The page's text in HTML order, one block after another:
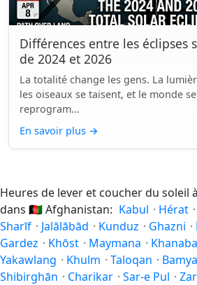
Différences entre les éclipses
de 2024 et 2026
La totalité change les gens. La
les oiseaux se taisent, et le monde
reprogram...
En savoir plus →
Heures de lever et coucher du soleil
dans 🇦🇫Afghanistan: Kabul · Hérat ·
Sharīf · Jalālābād · Kunduz · Ghazni ·
Gardez · Khōst · Maymana ·
Yakawlang · Khulm · Taloqan ·
Shibirghān · Charikar · Sar-e Pul ·